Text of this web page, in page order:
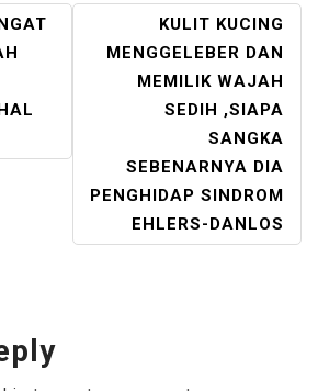
KULIT KUCING
MENGGELEBER DAN
MEMILIK WAJAH
SEDIH ,SIAPA
SANGKA
SEBENARNYA DIA
PENGHIDAP SINDROM
EHLERS-DANLOS